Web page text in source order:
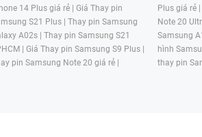
14 Plus giá rẻ | Giá Thay pin
S21 Plus | Thay pin Samsung
A02s | Thay pin Samsung S21
| Giá Thay pin Samsung S9 Plus |
pin Samsung Note 20 giá rẻ |
Plus giá rẻ |
Note 20
Samsung
hình
thay pin